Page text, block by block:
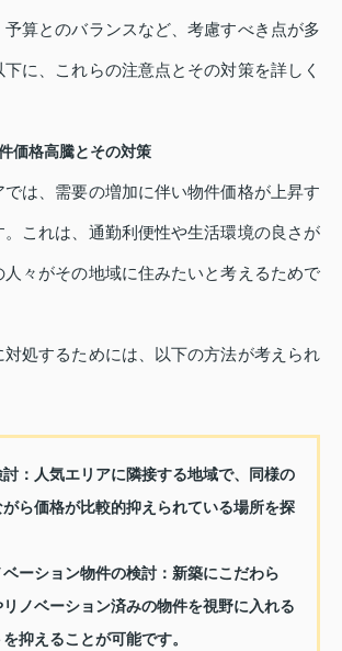
算とのバランスなど、考慮すべき点が多
下に、これらの注意点とその対策を詳しく
価格高騰とその対策
では、需要の増加に伴い物件価格が上昇す
。これは、通勤利便性や生活環境の良さが
々がその地域に住みたいと考えるためで
対処するためには、以下の方法が考えられ
： 人気エリアに隣接する地域で、同様の
ら価格が比較的抑えられている場所を探
ーション物件の検討： 新築にこだわら
ノベーション済みの物件を視野に入れる
抑えることが可能です。